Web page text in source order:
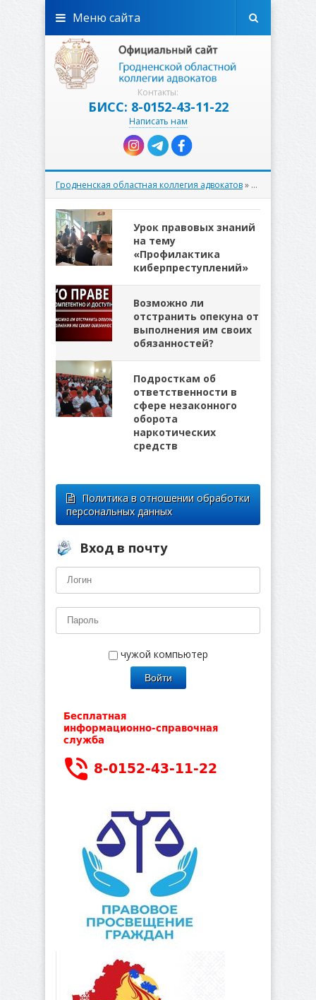
Контакты:
БИСС: 8-0152-43-11-22
Написать нам
Меню сайта
Гродненская областная коллегия адвокатов» Материалы за 30.09.2025
Урок правовых знаний
на тему
«Профилактика
киберпреступлений»
Возможно ли
отстранить опекуна от
выполнения им своих
обязанностей?
Подросткам об
ответственности в
сфере незаконного
оборота
наркотических
средств
Политика в отношении обработки
персональных данных
Вход в почту
чужой компьютер